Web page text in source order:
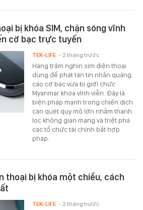
bị khóa SIM, chặn sóng vĩnh
cờ bạc trực tuyến
Hàng trăm nghìn sim điện thoại
dùng để phát tán tin nhắn quảng
cáo cờ bạc vừa bị giới chức
Myanmar khóa vĩnh viễn. Đây là
biện pháp mạnh trong chiến dịch
càn quét quy mô lớn nhằm thanh
lọc không gian mạng và triệt phá
các tổ chức tài chính bất hợp
pháp.
TEK-LIFE - 2 tháng trước
thoại bị khóa một chiều, cách
TEK-LIFE - 2 tháng trước